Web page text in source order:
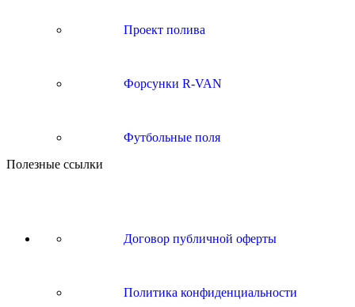
Проект полива
Форсунки R-VAN
Футбольные поля
Полезные ссылки
Договор публичной оферты
Политика конфиденциальности